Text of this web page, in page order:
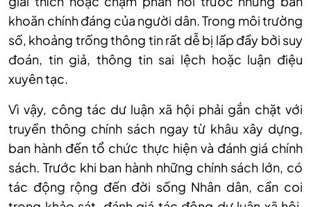
khoăn chính đáng của người dân. Trong môi trường
số, khoảng trống thông tin rất dễ bị lấp đầy bởi suy
đoán, tin giả, thông tin sai lệch hoặc luận điệu
xuyên tạc.
Vì vậy, công tác dư luận xã hội phải gắn chặt với
truyền thông chính sách ngay từ khâu xây dựng,
ban hành đến tổ chức thực hiện và đánh giá chính
sách. Trước khi ban hành những chính sách lớn, có
tác động rộng đến đời sống Nhân dân, cần coi